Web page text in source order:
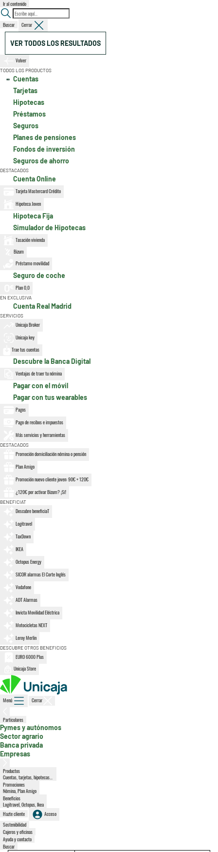
Ir al contenido
Buscar Cerrar
VER TODOS LOS RESULTADOS
Volver
TODOS LOS PRODUCTOS
Cuentas
Tarjetas
Hipotecas
Préstamos
Seguros
Planes de pensiones
Fondos de inversión
Seguros de ahorro
DESTACADOS
Cuenta Online
Tarjeta Mastercard Crédito
Hipoteca Joven
Hipoteca Fija
Simulador de Hipotecas
Tasación vivienda
Bizum
Préstamo movilidad
Seguro de coche
Plan 0,0
EN EXCLUSIVA
Cuenta Real Madrid
SERVICIOS
Unicaja Broker
Unicaja key
Trae tus cuentas
Descubre la Banca Digital
Ventajas de traer tu nómina
Pagar con el móvil
Pagar con tus wearables
Pagos
Pago de recibos e impuestos
Más servicios y herramientas
DESTACADOS
Promoción domiciliación nómina o pensión
Plan Amigo
Promoción nuevo cliente joven: 90€ + 120€
¿120€ por activar Bizum? ¡Sí!
BENEFICIAT
Descubre beneficiaT
Logitravel
TaxDown
IKEA
Octopus Energy
SICOR alarmas El Corte Inglés
Vodafone
ADT Alarmas
Invicta Movilidad Eléctrica
Motocicletas NEXT
Leroy Merlin
DESCUBRE OTROS BENEFICIOS
EURO 6000 Plus
Unicaja Store
Menú Cerrar
Particulares
, sección activa
Pymes y autónomos
Sector agrario
Banca privada
Empresas
Productos
Cuentas, tarjetas, hipotecas...
Promociones
Nómina, Plan Amigo
Beneficios
Logitravel, Octopus, Ikea
Hazte cliente
Acceso
Sostenibilidad
Cajeros y oficinas
Ayuda y contacto
Buscar